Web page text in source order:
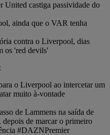
United castiga passividade do
ainda que o VAR tenha
contra o Liverpool, dias
os 'red devils'
o Liverpool ao intercetar um
muito à-vontade
de Lammens na saída de
de marcar o primeiro
#DAZNPremier